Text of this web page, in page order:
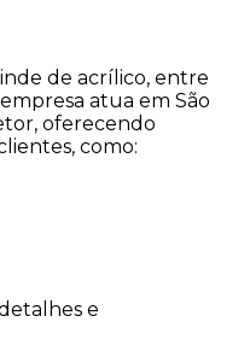
de acrílico, entre
atua em São
oferecendo
como:
e